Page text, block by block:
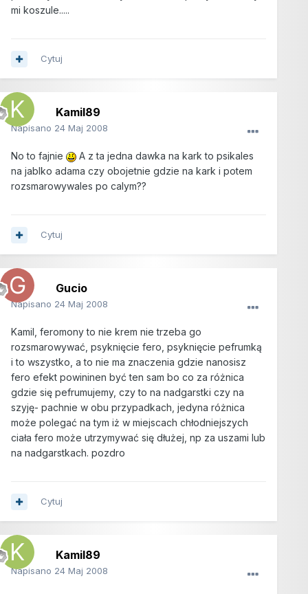
mi koszule.....
Cytuj
Kamil89
Napisano 24 Maj 2008
No to fajnie
A z ta jedna dawka na kark to psikales
na jablko adama czy obojetnie gdzie na kark i potem
rozsmarowywales po calym??
Cytuj
Gucio
Napisano 24 Maj 2008
Kamil, feromony to nie krem nie trzeba go
rozsmarowywać, psyknięcie fero, psyknięcie pefrumką
i to wszystko, a to nie ma znaczenia gdzie nanosisz
fero efekt powininen być ten sam bo co za różnica
gdzie się pefrumujemy, czy to na nadgarstki czy na
szyję- pachnie w obu przypadkach, jedyna różnica
może polegać na tym iż w miejscach chłodniejszych
ciała fero może utrzymywać się dłużej, np za uszami lub
na nadgarstkach. pozdro
Cytuj
Kamil89
Napisano 24 Maj 2008